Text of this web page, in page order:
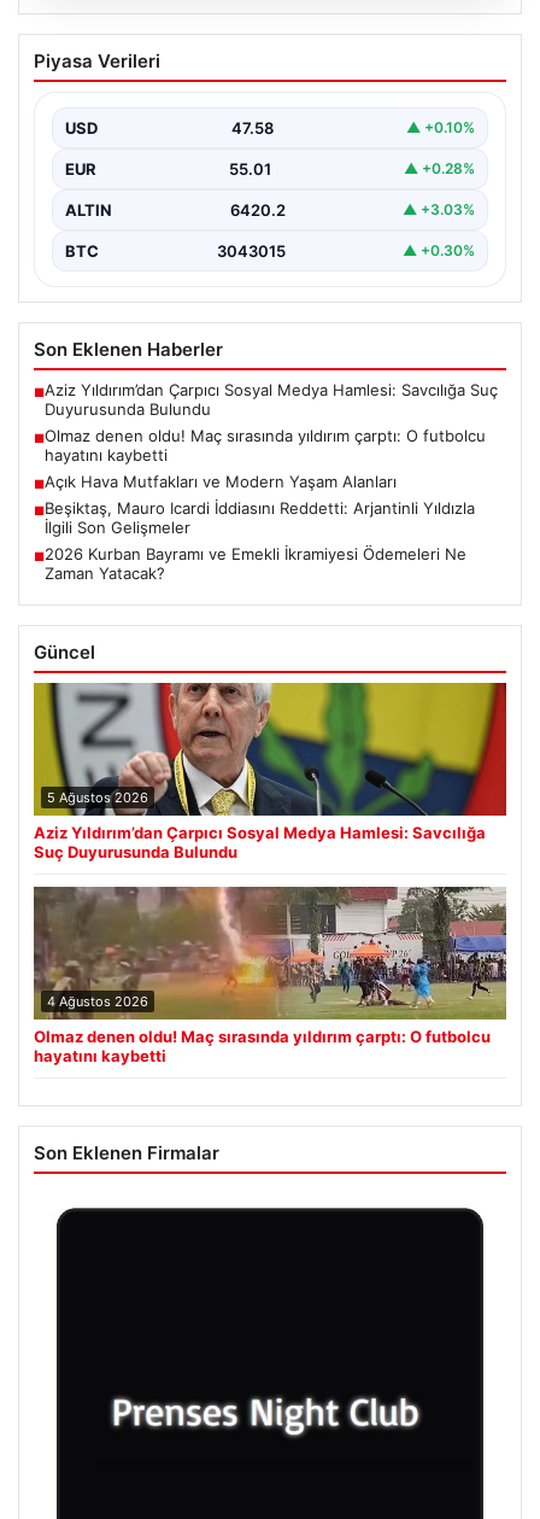
Olmaz denen oldu! Maç sırasında
yıldırım çarptı: O futbolcu hayatını
Piyasa Verileri
USD 47.58 ▲ +0.10%
EUR 55.01 ▲ +0.28%
ALTIN 6420.2 ▲ +3.03%
BTC 3043015 ▲ +0.30%
Son Eklenen Haberler
■Aziz Yıldırım’dan Çarpıcı Sosyal Medya Hamlesi: Savcılığa Suç
Duyurusunda Bulundu
■Olmaz denen oldu! Maç sırasında yıldırım çarptı: O futbolcu
hayatını kaybetti
■Açık Hava Mutfakları ve Modern Yaşam Alanları
■Beşiktaş, Mauro Icardi İddiasını Reddetti: Arjantinli Yıldızla
İlgili Son Gelişmeler
■2026 Kurban Bayramı ve Emekli İkramiyesi Ödemeleri Ne
Zaman Yatacak?
Güncel
5 Ağustos 2026
Aziz Yıldırım’dan Çarpıcı Sosyal Medya Hamlesi: Savcılığa
Suç Duyurusunda Bulundu
4 Ağustos 2026
Olmaz denen oldu! Maç sırasında yıldırım çarptı: O futbolcu
hayatını kaybetti
Son Eklenen Firmalar